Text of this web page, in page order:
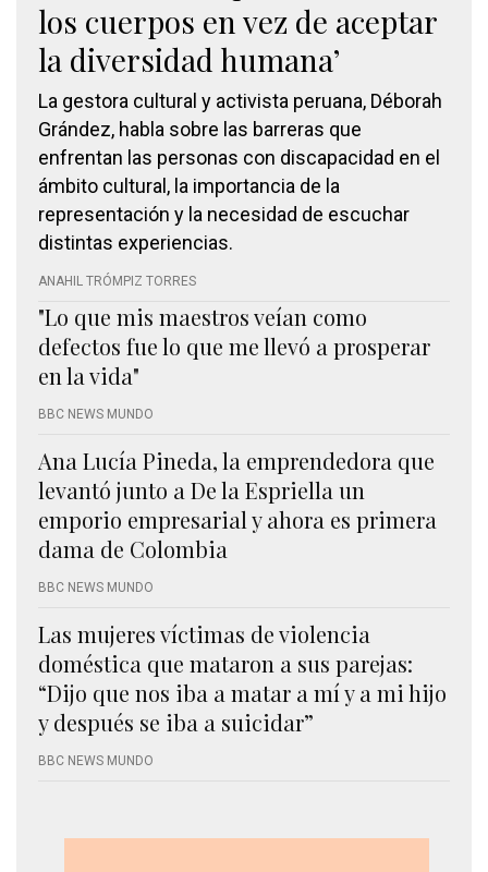
los cuerpos en vez de aceptar
la diversidad humana’
La gestora cultural y activista peruana, Déborah
Grández, habla sobre las barreras que
enfrentan las personas con discapacidad en el
ámbito cultural, la importancia de la
representación y la necesidad de escuchar
distintas experiencias.
ANAHIL TRÓMPIZ TORRES
"Lo que mis maestros veían como
defectos fue lo que me llevó a prosperar
en la vida"
BBC NEWS MUNDO
Ana Lucía Pineda, la emprendedora que
levantó junto a De la Espriella un
emporio empresarial y ahora es primera
dama de Colombia
BBC NEWS MUNDO
Las mujeres víctimas de violencia
doméstica que mataron a sus parejas:
“Dijo que nos iba a matar a mí y a mi hijo
y después se iba a suicidar”
BBC NEWS MUNDO